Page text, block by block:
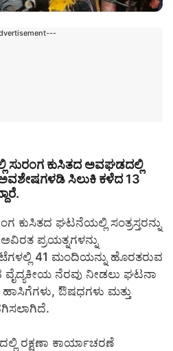
ಸುರಂಗ ಕುಸಿತದ ಅವಘಡದಲ್ಲಿ
ಸಿಲುಕಿ ಕಳೆದ 13
ಕುಸಿತದ ಘಟನೆಯಲ್ಲಿ ಸಂತ್ರಸ್ತರನ್ನು
ಪ್ರಯತ್ನಗಳನ್ನು
41 ಮಂದಿಯನ್ನು ಹೊರತರುವ
ವೈದ್ಯಕೀಯ ನೆರವು ನೀಡಲು ಘಟನಾ
ಹಾಸಿಗೆಗಳು, ಔಷಧಗಳು ಮತ್ತು
ರಕ್ಷಣಾ ಕಾರ್ಯಾಚರಣೆ